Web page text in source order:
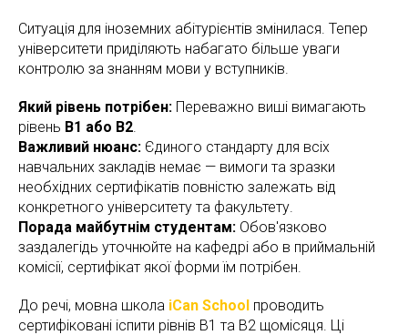
Ситуація для іноземних абітурієнтів змінилася. Тепер
університети приділяють набагато більше уваги
контролю за знанням мови у вступників.
Який рівень потрібен: Переважно виші вимагають
рівень B1 або B2
Важливий нюанс: Єдиного стандарту для всіх
навчальних закладів немає — вимоги та зразки
необхідних сертифікатів повністю залежать від
конкретного університету та факультету.
Порада майбутнім студентам: Обов'язково
заздалегідь уточнюйте на кафедрі або в приймальній
комісії, сертифікат якої форми їм потрібен.
До речі, мовна школа iCan School проводить
сертифіковані іспити рівнів B1 та B2 щомісяця. Ці